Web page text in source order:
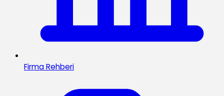
Firma Rehberi